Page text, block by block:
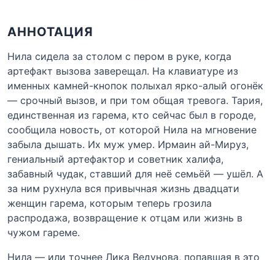
АННОТАЦИЯ
Нила сидела за столом с пером в руке, когда
артефакт вызова заверещал. На клавиатуре из
именных камней-кнопок полыхал ярко-алый огонёк
— срочный вызов, и при том общая тревога. Тария,
единственная из гарема, кто сейчас был в городе,
сообщила новость, от которой Нила на мгновение
забыла дышать. Их муж умер. Ирмаин ай-Мируз,
гениальный артефактор и советник халифа,
забавный чудак, ставший для неё семьёй — ушёл. А
за ним рухнула вся привычная жизнь двадцати
женщин гарема, которым теперь грозила
распродажа, возвращение к отцам или жизнь в
чужом гареме.
Нила — или точнее Лика Ведунова, попавшая в это